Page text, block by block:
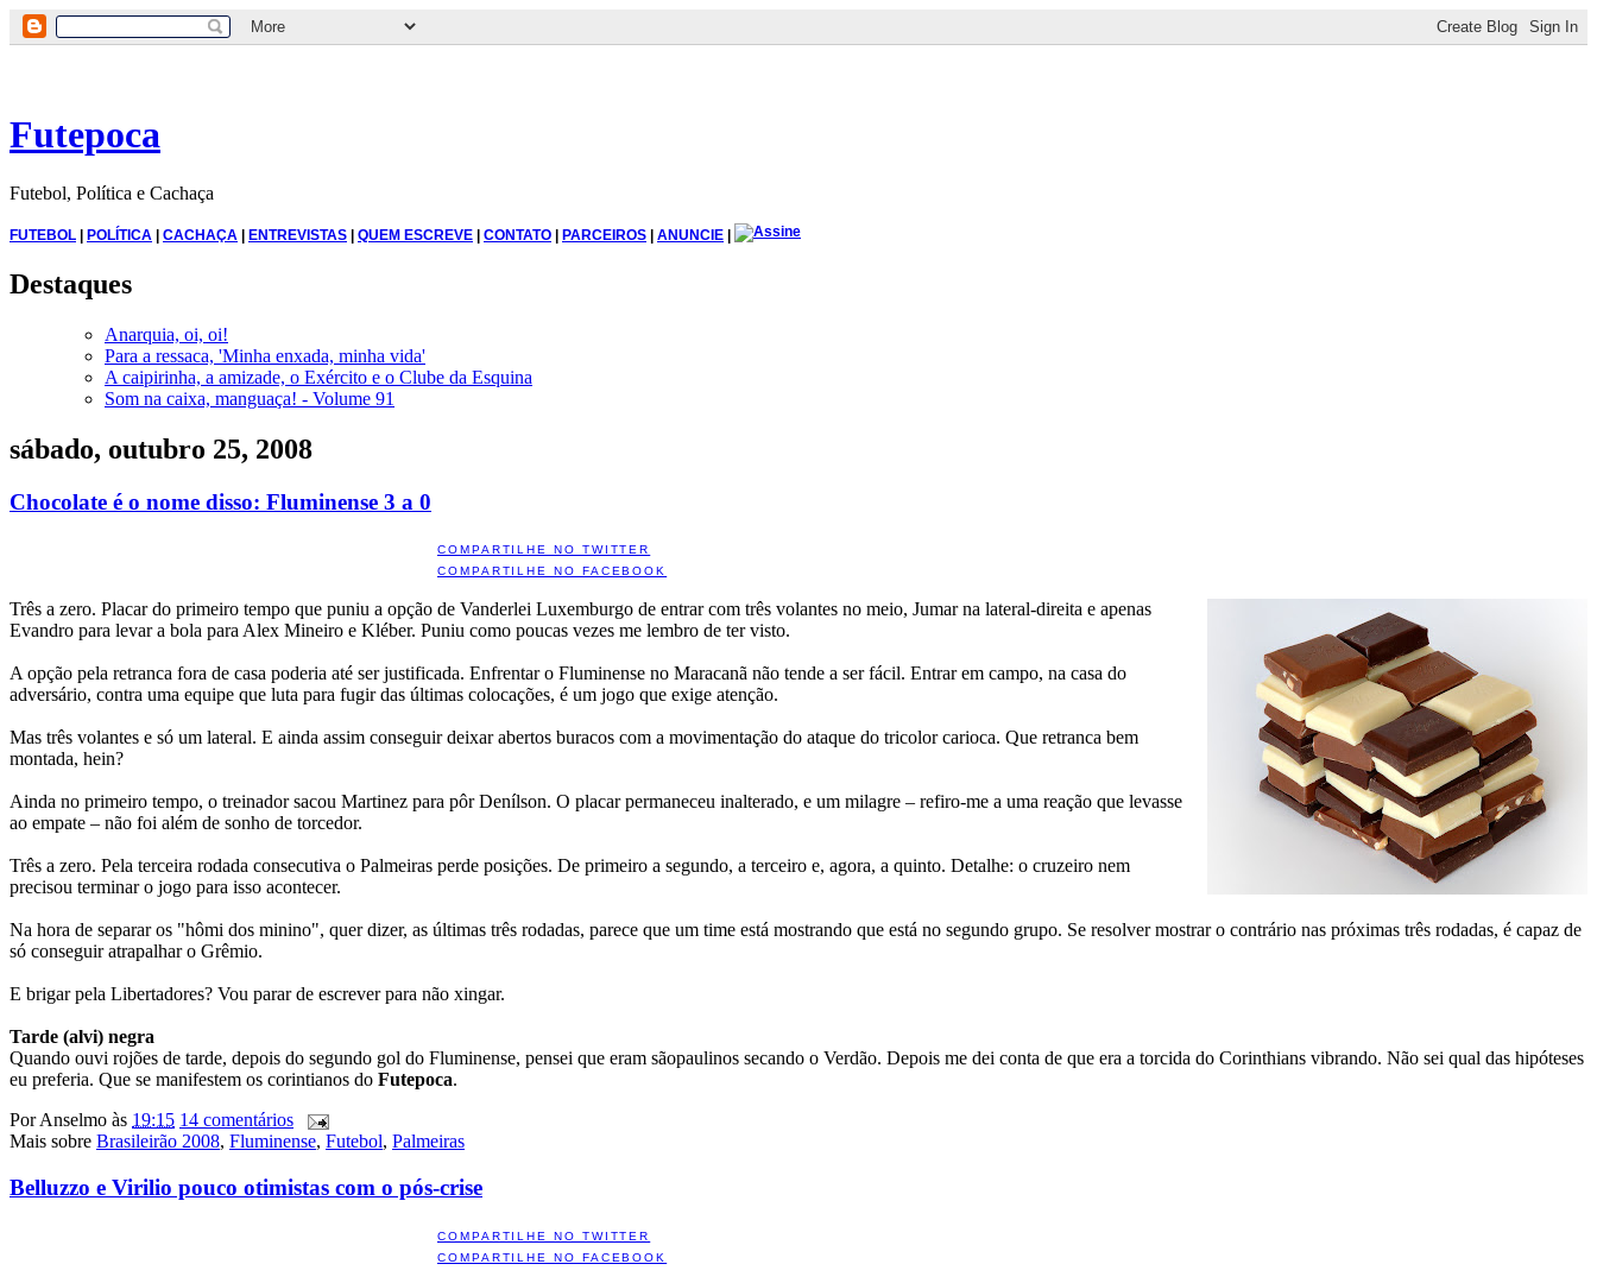
Futepoca
Futebol, Política e Cachaça
FUTEBOL | POLÍTICA | CACHAÇA | ENTREVISTAS | QUEM ESCREVE | CONTATO | PARCEIROS | ANUNCIE |
Destaques
Anarquia, oi, oi!
Para a ressaca, 'Minha enxada, minha vida'
A caipirinha, a amizade, o Exército e o Clube da Esquina
Som na caixa, manguaça! - Volume 91
sábado, outubro 25, 2008
Chocolate é o nome disso: Fluminense 3 a 0
COMPARTILHE NO TWITTER
COMPARTILHE NO FACEBOOK
Três a zero. Placar do primeiro tempo que puniu a opção de Vanderlei Luxemburgo de entrar com três volantes no meio, Jumar na lateral-direita e apenas
Evandro para levar a bola para Alex Mineiro e Kléber. Puniu como poucas vezes me lembro de ter visto.
A opção pela retranca fora de casa poderia até ser justificada. Enfrentar o Fluminense no Maracanã não tende a ser fácil. Entrar em campo, na casa do
adversário, contra uma equipe que luta para fugir das últimas colocações, é um jogo que exige atenção.
Mas três volantes e só um lateral. E ainda assim conseguir deixar abertos buracos com a movimentação do ataque do tricolor carioca. Que retranca bem
montada, hein?
Ainda no primeiro tempo, o treinador sacou Martinez para pôr Denílson. O placar permaneceu inalterado, e um milagre – refiro-me a uma reação que levasse
ao empate – não foi além de sonho de torcedor.
Três a zero. Pela terceira rodada consecutiva o Palmeiras perde posições. De primeiro a segundo, a terceiro e, agora, a quinto. Detalhe: o cruzeiro nem
precisou terminar o jogo para isso acontecer.
Na hora de separar os "hômi dos minino", quer dizer, as últimas três rodadas, parece que um time está mostrando que está no segundo grupo. Se resolver mostrar o contrário nas próximas três rodadas, é capaz de
só conseguir atrapalhar o Grêmio.
E brigar pela Libertadores? Vou parar de escrever para não xingar.
Tarde (alvi) negra
Quando ouvi rojões de tarde, depois do segundo gol do Fluminense, pensei que eram sãopaulinos secando o Verdão. Depois me dei conta de que era a torcida do Corinthians vibrando. Não sei qual das hipóteses
eu preferia. Que se manifestem os corintianos do Futepoca.
PorAnselmo às 19:15 14 comentários
Mais sobre Brasileirão 2008, Fluminense, Futebol, Palmeiras
Belluzzo e Virilio pouco otimistas com o pós-crise
COMPARTILHE NO TWITTER
COMPARTILHE NO FACEBOOK